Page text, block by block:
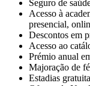
Seguro de
Acesso à
presencial,
Descontos em
Acesso ao
Prémio anual
Majoração de
Estadias